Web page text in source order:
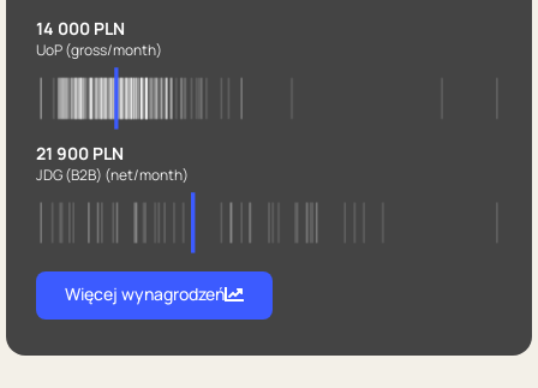
14 000 PLN
UoP(gross/month)
21 900 PLN
JDG (B2B) (net/month)
Więcej wynagrodzeń